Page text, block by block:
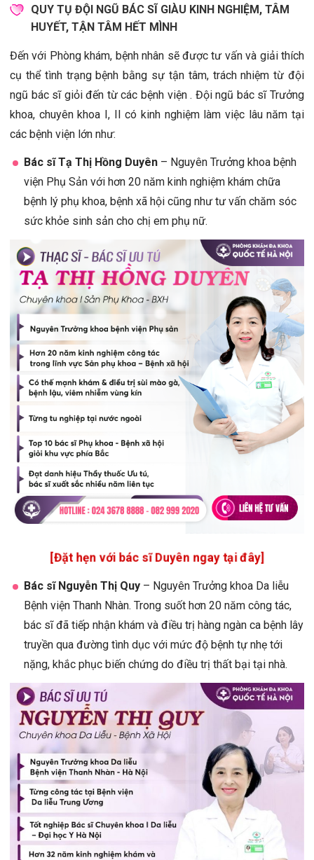
QUY TỤ ĐỘI NGŨ BÁC SĨ GIÀU KINH NGHIỆM, TÂM
HUYẾT, TẬN TÂM HẾT MÌNH
Đến với Phòng khám, bệnh nhân sẽ được tư vấn và giải thích
cụ thể tình trạng bệnh bằng sự tận tâm, trách nhiệm từ đội
ngũ bác sĩ giỏi đến từ các bệnh viện . Đội ngũ bác sĩ Trưởng
khoa, chuyên khoa I, II có kinh nghiệm làm việc lâu năm tại
các bệnh viện lớn như:
Bác sĩ Tạ Thị Hồng Duyên – Nguyên Trưởng khoa bệnh
viện Phụ Sản với hơn 20 năm kinh nghiệm khám chữa
bệnh lý phụ khoa, bệnh xã hội cũng như tư vấn chăm sóc
sức khỏe sinh sản cho chị em phụ nữ.
[Đặt hẹn với bác sĩ Duyên ngay tại đây]
Bác sĩ Nguyễn Thị Quy – Nguyên Trưởng khoa Da liễu
Bệnh viện Thanh Nhàn. Trong suốt hơn 20 năm công tác,
bác sĩ đã tiếp nhận khám và điều trị hàng ngàn ca bệnh lây
truyền qua đường tình dục với mức độ bệnh tự nhẹ tới
nặng, khắc phục biến chứng do điều trị thất bại tại nhà.